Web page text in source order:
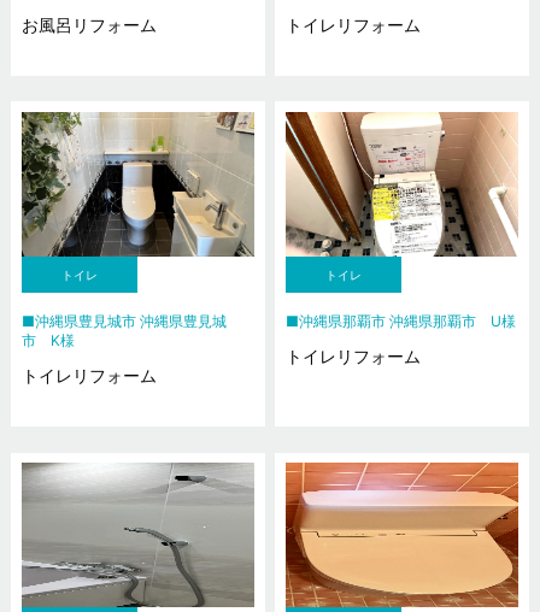
お風呂リフォーム トイレリフォーム
トイレ
沖縄県豊見城市 沖縄県豊見城
市 K様
トイレリフォーム
トイレ
沖縄県那覇市 沖縄県那覇市 U様
トイレリフォーム